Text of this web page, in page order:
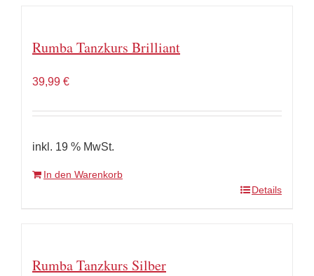
Rumba Tanzkurs Brilliant
39,99 €
inkl. 19 % MwSt.
In den Warenkorb
Details
Rumba Tanzkurs Silber